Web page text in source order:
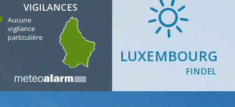
VIGILANCES
Aucune
vigilance
particulière
LUXEMBOURG
FINDEL